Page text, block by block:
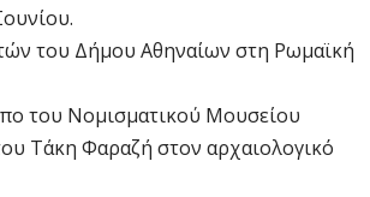
του Δήμου Αθηναίων στη Ρωμαϊκή
του Νομισματικού Μουσείου
Τάκη Φαραζή στον αρχαιολογικό